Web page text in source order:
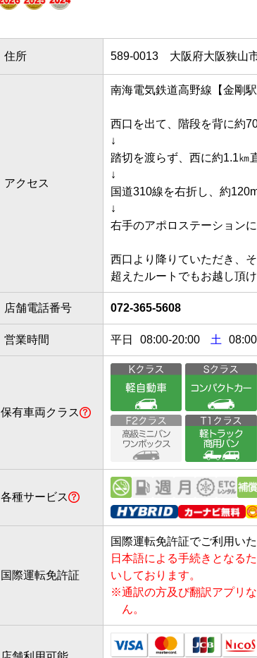
住所 589-0013 大阪府大阪狭山
アクセス
南海電気鉄道高野線【金剛
西口を出て、階段を背に約
↓
踏切を渡らず、西に約1.1㎞
↓
国道310線を右折し、約
↓
右手のアポロステーション
西口より降りていただき、
超えたルートでもお越し頂け
店舗電話番号 072-365-5608
営業時間 平日 08:00-20:00 土
保有車両クラス
各種サービス
国際運転免許証
国際運転免許証でご利用いた
日本語による手続きとなる
いしております。
※通訳の方及び翻訳アプリ
ん。